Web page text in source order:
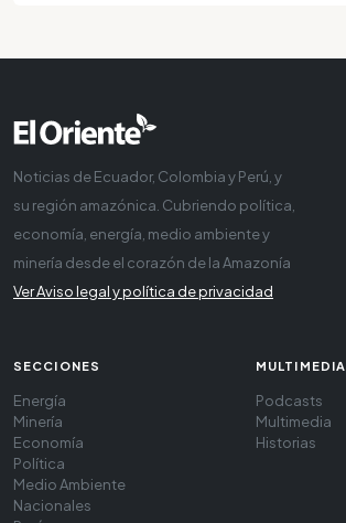
Noticias de Ecuador, Colombia y Perú, y
su región amazónica. Cubriendo política,
economía, energía, medio ambiente y
minería desde el corazón de la Amazonía
Ver Aviso legal y política de privacidad
SECCIONES
Energía
Minería
Economía
Política
Medio Ambiente
Nacionales
MULTIMEDIA
Podcasts
Multimedia
Historias